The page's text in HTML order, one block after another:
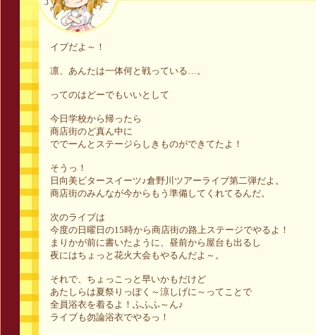
イブだよ～！
凛、あんたは一体何と戦っている…。
ってのはどーでもいいとして
今日学校から帰ったら
商店街のど真ん中に
ででーんとステージらしきものができてたよ！
そうっ！
日向美ビタースイーツ♪倉野川ツアーライブ第二弾だよ。
商店街のみんなが今からもう準備してくれてるんだ。
次のライブは
今度の日曜日の15時から商店街の路上ステージでやるよ！
まりかが前に書いたように、昼前から屋台も出るし
夜にはちょっと花火大会もやるんだよ～。
それで、ちょっこっと早いかもだけど
あたしらは夏祭りっぽく～涼しげに～ってことで
全員浴衣を着るよ！ふふふ～ん♪
ライブも勿論浴衣でやるっ！